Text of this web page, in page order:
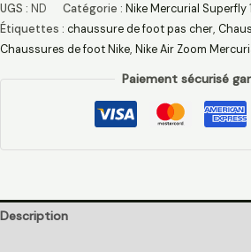
UGS : ND Catégorie : Nike Mercurial Superfly
Étiquettes : chaussure de foot pas cher​,
Chaussures de foot Nike, Nike Air Zoom
Paiement sécurisé
Description